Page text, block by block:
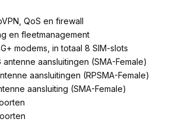
QoS en firewall
en fleetmanagement
modems, in totaal 8 SIM-slots
aansluitingen (SMA-Female)
aansluitingen (RPSMA-Female)
aansluiting (SMA-Female)